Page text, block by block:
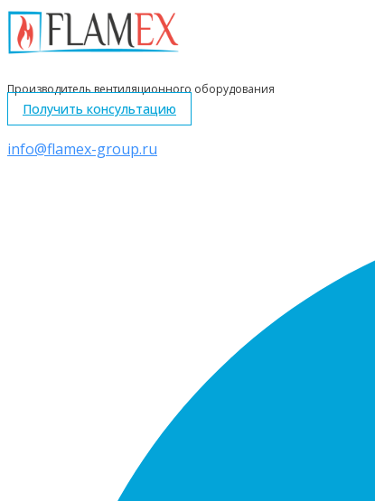
Перейти
к
Производитель вентиляционного оборудования
Получить консультацию
info@flamex-group.ru